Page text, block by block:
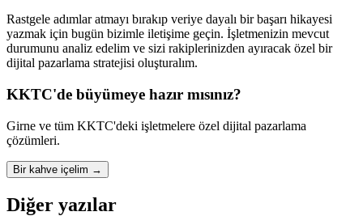
Rastgele adımlar atmayı bırakıp veriye dayalı bir başarı hikayesi
yazmak için bugün bizimle iletişime geçin. İşletmenizin mevcut
durumunu analiz edelim ve sizi rakiplerinizden ayıracak özel bir
dijital pazarlama stratejisi oluşturalım.
KKTC'de büyümeye hazır mısınız?
Girne ve tüm KKTC'deki işletmelere özel dijital pazarlama
çözümleri.
Bir kahve içelim →
Diğer yazılar